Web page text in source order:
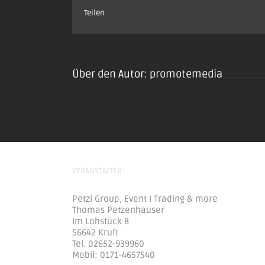
Teilen
Über den Autor: promotemedia
VERANSTALTER:
Petzi Group, Event I Trading & more
Thomas Petzenhauser
Im Lohstück 8
56642 Kruft
Tel. 02652-939960
Mobil: 0171-4657540